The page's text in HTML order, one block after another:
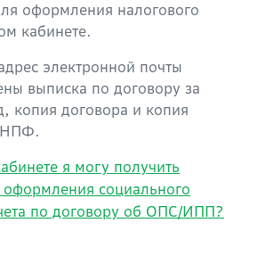
оформления налогового
кабинете.
электронной почты
выписка по договору за
копия договора и копия
я могу получить
социального
по договору об ОПС/ИПП?